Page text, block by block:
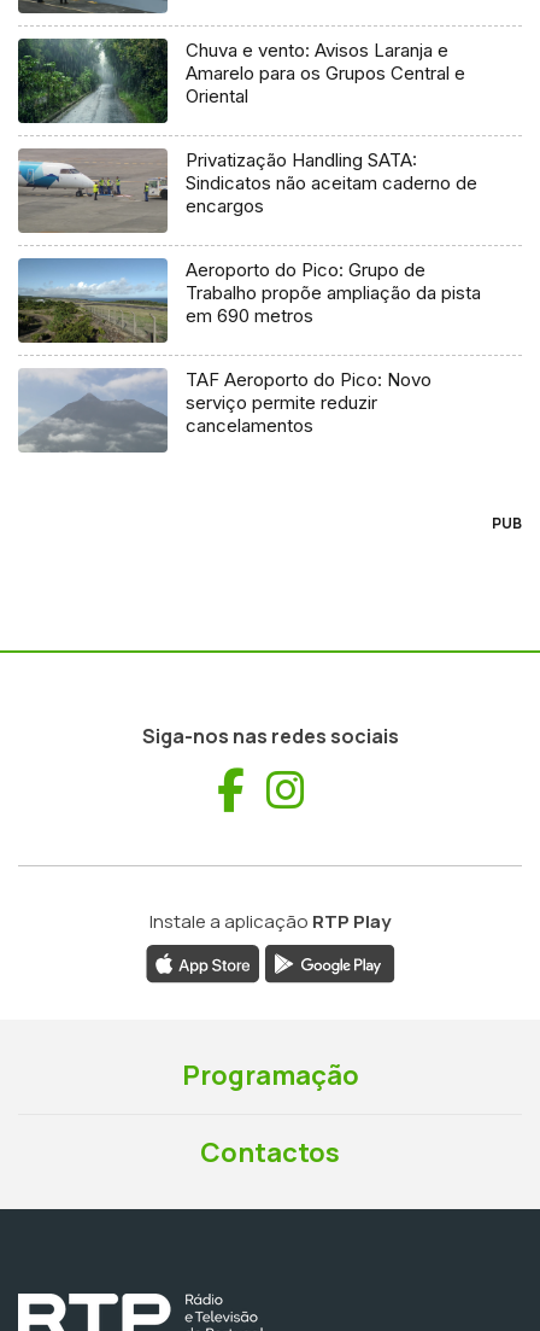
Chuva e vento: Avisos Laranja e
Amarelo para os Grupos Central e
Oriental
Privatização Handling SATA:
Sindicatos não aceitam caderno de
encargos
Aeroporto do Pico: Grupo de
Trabalho propõe ampliação da pista
em 690 metros
TAF Aeroporto do Pico: Novo
serviço permite reduzir
cancelamentos
PUB
Siga-nos nas redes sociais
Facebook
Instale a aplicação RTP Play
Programação
Contactos